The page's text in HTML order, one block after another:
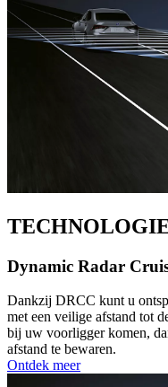
Dynamic Radar
Dankzij DRCC kunt u
met een veilige afstand tot
bij uw voorligger komen,
afstand te bewaren.
Ontdek meer